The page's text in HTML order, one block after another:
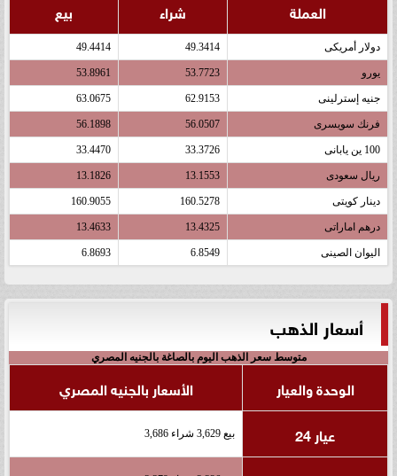
العملة شراء بيع
دولار أمريكى 49.3414
49.4414
يورو 53.7723
53.8961
جنيه إسترلينى 62.9153
63.0675
فرنك سويسرى 56.0507
56.1898
100 ين يابانى 33.3726
33.4470
ريال سعودى 13.1553
13.1826
دينار كويتى 160.5278
160.9055
درهم اماراتى 13.4325
13.4633
اليوان الصينى 6.8549
6.8693
أسعار الذهب
متوسط سعر الذهب اليوم بالصاغة بالجنيه المصري
الوحدة والعيار
الأسعار بالجنيه المصري
عيار 24
بيع 3,629 شراء 3,686